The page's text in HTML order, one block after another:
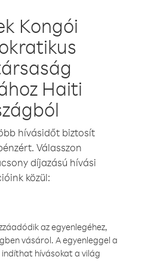
Kongói
Haiti
hívásidőt biztosít
Válasszon
díjazású hívási
közül:
az egyenlegéhez,
vásárol. A egyenleggel a
hívásokat a világ